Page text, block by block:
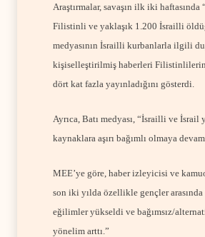
Araştırmalar, savaşın ilk iki haftasında
Filistinli ve yaklaşık 1.200 İsrailli
medyasının İsrailli kurbanlarla ilgili
kişiselleştirilmiş haberleri
dört kat fazla yayınladığını gösterdi.
Ayrıca, Batı medyası, “İsrailli ve İsrail
kaynaklara aşırı bağımlı olmaya
MEE’ye göre, haber izleyicisi ve
son iki yılda özellikle gençler arasında
eğilimler yükseldi ve bağımsız/
yönelim arttı.”